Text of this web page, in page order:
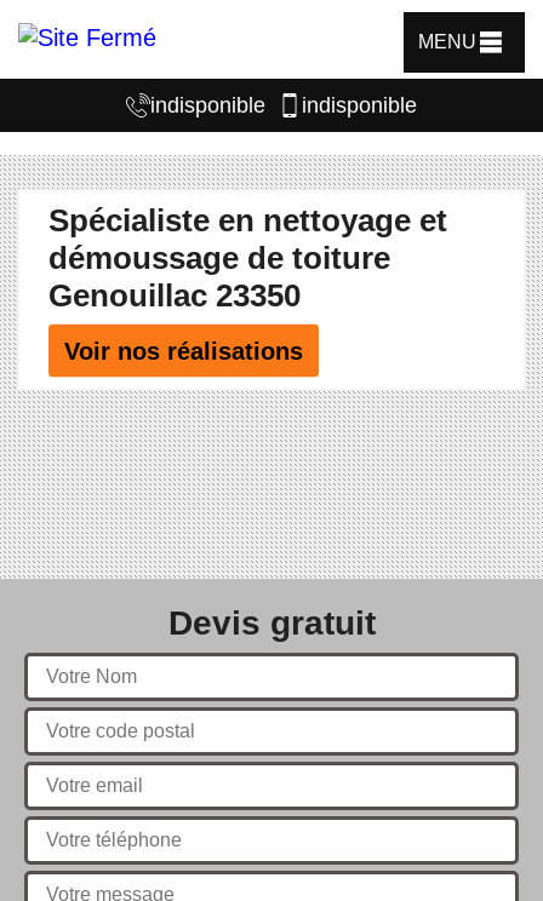
MENU
indisponible indisponible
Spécialiste en nettoyage et
démoussage de toiture
Genouillac 23350
Voir nos réalisations
Devis gratuit